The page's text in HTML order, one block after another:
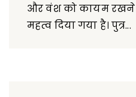
और वंश को कायम रखने
महत्व दिया गया है। पुत्र...